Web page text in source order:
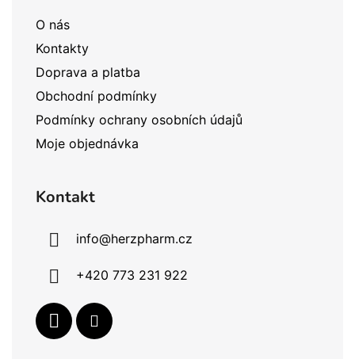
O nás
Kontakty
Doprava a platba
Obchodní podmínky
Podmínky ochrany osobních údajů
Moje objednávka
Kontakt
info@herzpharm.cz
+420 773 231 922